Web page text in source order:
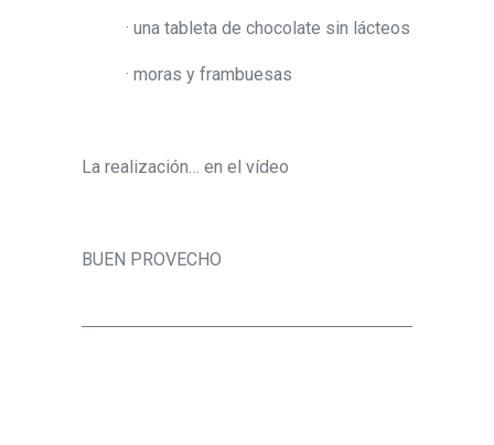
· una tableta de chocolate sin lácteos
· moras y frambuesas
La realización… en el vídeo
BUEN PROVECHO